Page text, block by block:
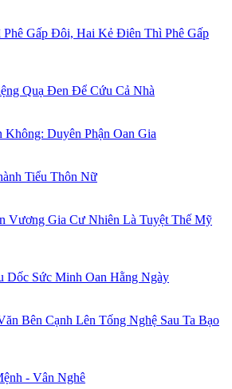
Gấp Đôi, Hai Kẻ Điên Thì Phê Gấp
Quạ Đen Để Cứu Cả Nhà
Duyên Phận Oan Gia
Tiểu Thôn Nữ
Vương Gia Cư Nhiên Là Tuyệt Thế Mỹ
Dốc Sức Minh Oan Hằng Ngày
Bên Cạnh Lên Tống Nghệ Sau Ta Bạo
- Vân Nghê